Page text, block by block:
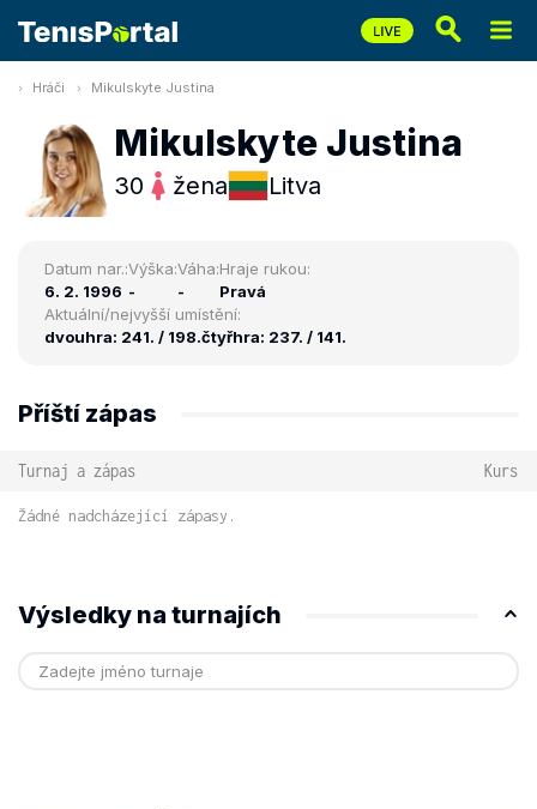
Hráči Mikulskyte Justina
Mikulskyte Justina
30 žena Litva
Datum nar.:
6. 2. 1996
Výška:
-
Váha:
-
Hraje rukou:
Pravá
Aktuální/nejvyšší umístění:
dvouhra: 241. / 198.čtyřhra: 237. / 141.
Příští zápas
Turnaj a zápas Kurs
Žádné nadcházející zápasy.
Výsledky na turnajích